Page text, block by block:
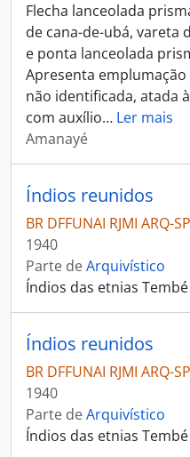
Flecha lanceolada
de cana-de-ubá, vareta
e ponta lanceolada
Apresenta
não identificada, atada
com auxílio… Ler mais
Amanayé
Índios reunidos
BR DFFUNAI RJMI ARQ-
1940
Parte deArquivístico
Índios das etnias
Índios reunidos
BR DFFUNAI RJMI ARQ-
1940
Parte deArquivístico
Índios das etnias